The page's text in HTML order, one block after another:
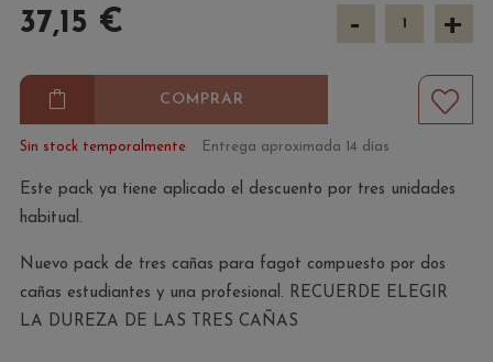
37,15 € - +
COMPRAR
Sin stock temporalmente Entrega aproximada 14 días
Este pack ya tiene aplicado el descuento por tres unidades
habitual.
Nuevo pack de tres cañas para fagot compuesto por dos
cañas estudiantes y una profesional. RECUERDE ELEGIR
LA DUREZA DE LAS TRES CAÑAS